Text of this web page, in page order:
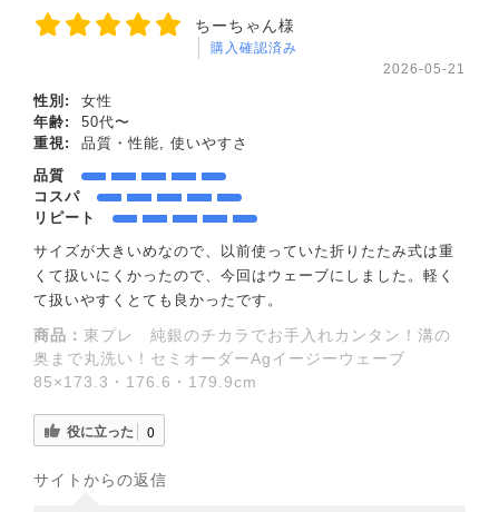
ちーちゃん様
購入確認済み
2026-05-21
性別:
女性
年齢:
50代〜
重視:
品質・性能, 使いやすさ
品質
コスパ
リピート
サイズが大きいめなので、以前使っていた折りたたみ式は重
くて扱いにくかったので、今回はウェーブにしました。軽く
て扱いやすくとても良かったです。
商品： 東プレ 純銀のチカラでお手入れカンタン！溝の
奥まで丸洗い！セミオーダーAgイージーウェーブ
85×173.3・176.6・179.9cm
役に立った 0
サイトからの返信